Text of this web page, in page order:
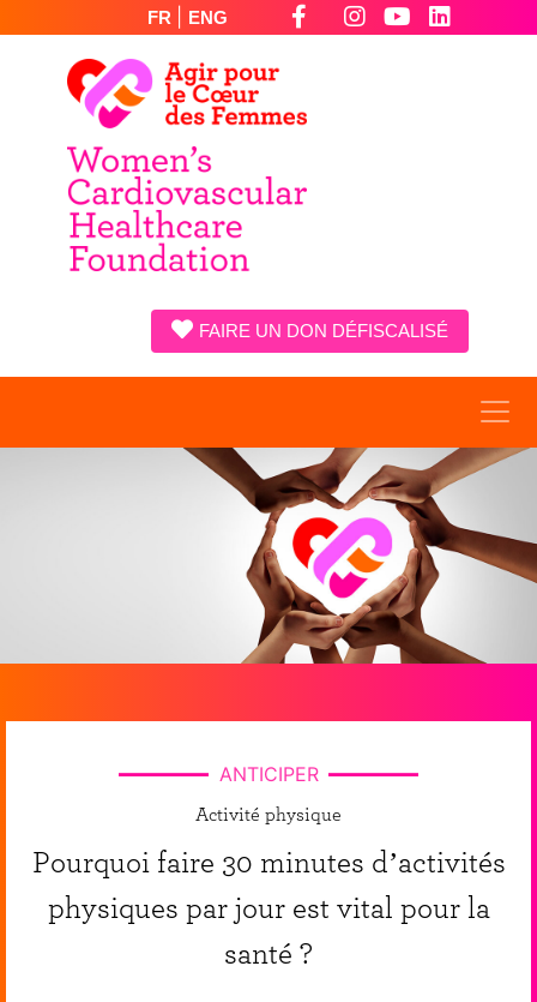
FR ENG
FAIRE UN DON DÉFISCALISÉ
ANTICIPER
Activité physique
Pourquoi faire 30 minutes d’activités
physiques par jour est vital pour la
santé ?